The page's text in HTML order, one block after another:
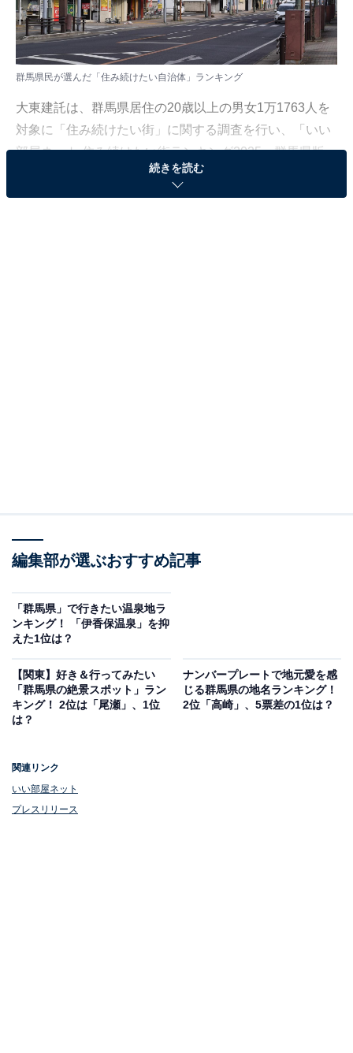
群馬県民が選んだ「住み続けたい自治体」ランキング
大東建託は、群馬県居住の20歳以上の男女1万1763人を
対象に「住み続けたい街」に関する調査を行い、「いい
部屋ネット 住み続けたい街ランキング2025＜群馬県版
＞」として結果を発表しました。調査は2021～2025年の
回答（一部の回答のみ2020年を追加）をもとに集計して
せるまちとして注目されています。
りだから。都会すぎず田舎すぎずちょうどいい」「昔か
ら馴染みがあり、治安が良く、静かに生活できる」「公
園が整備されていて治安が良い」など、地域の落ち着い
た雰囲気や住民同士のつながりに対する評価が高いのが
特徴です。
続きを読む
編集部が選ぶおすすめ記事
「群馬県」で行きたい温泉地ラ
ンキング！ 「伊香保温泉」を抑
えた1位は？
【関東】好き＆行ってみたい
「群馬県の絶景スポット」ラン
キング！ 2位は「尾瀬」、1位
は？
ナンバープレートで地元愛を感
じる群馬県の地名ランキング！
2位「高崎」、5票差の1位は？
関連リンク
いい部屋ネット
プレスリリース